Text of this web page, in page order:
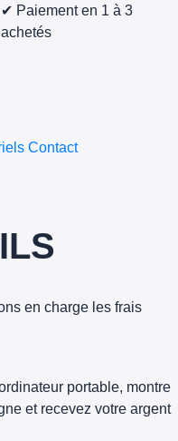
✔ Paiement en 1 à 3
Contact
en charge les frais
portable, montre
et recevez votre argent